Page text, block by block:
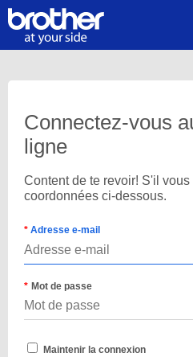
Connectez-vous
ligne
Content de te revoir! S'il
coordonnées ci-dessous.
Adresse e-mail
Mot de passe
Maintenir la connexion